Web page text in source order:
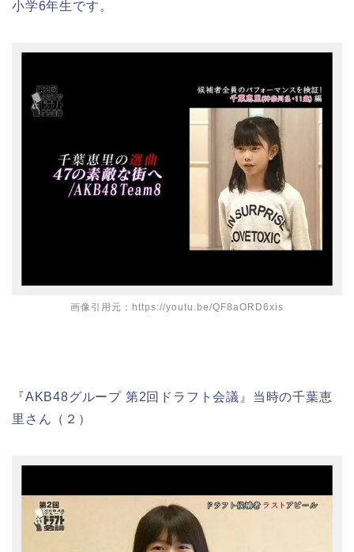
小学6年生です。
画像引用元：https://youtu.be/QF8aORD6xis
『AKB48グループ 第2回ドラフト会議』当時の千葉恵
里さん（２）